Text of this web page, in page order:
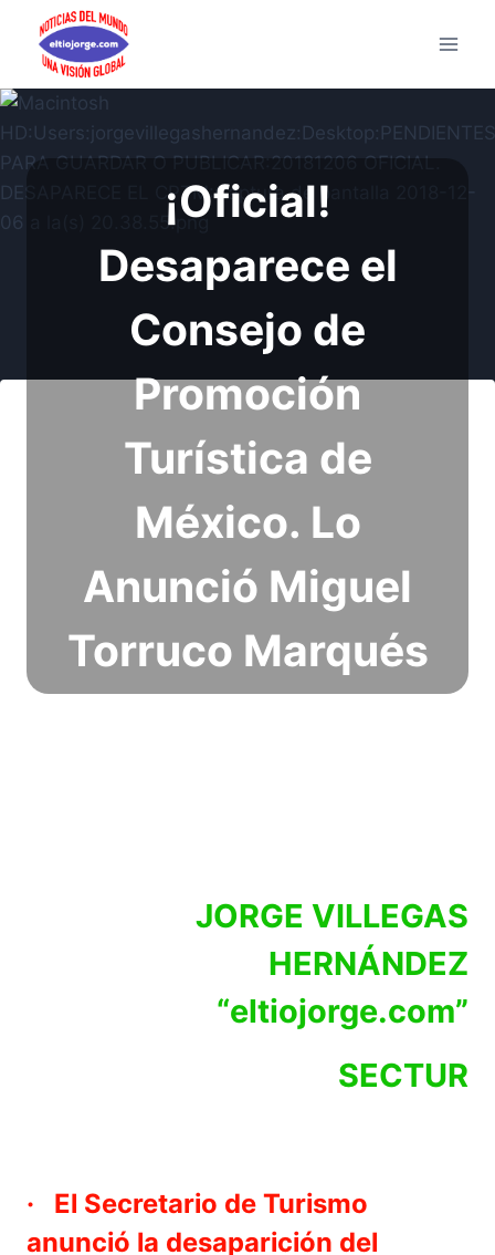
Saltar
contenido
¡Oficial!
Desaparece el
Consejo de
Promoción
Turística de
México. Lo
Anunció Miguel
Torruco Marqués
JORGE VILLEGAS
HERNÁNDEZ
“eltiojorge.com”
SECTUR
· El Secretario de Turismo
anunció la desaparición del